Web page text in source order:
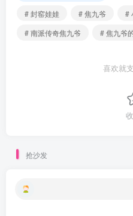
# 封窑娃娃
# 焦九爷
#
# 南派传奇焦九爷
# 焦九爷
喜欢就
抢沙发